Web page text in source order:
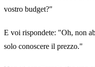
vostro budget?"
E voi rispondete: "Oh, non
solo conoscere il prezzo."